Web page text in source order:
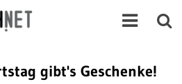
gibt's Geschenke!